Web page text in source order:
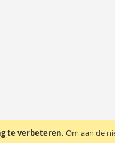
te verbeteren. Om aan de